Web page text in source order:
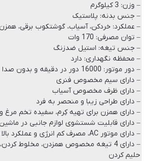
– وزن: 3 کیلوگرم
– جنس بدنه: پلاستیک
– عملکرد: خردکن، آسیاب، گوشتکوب برقی، همزن
– توان مصرفی: 170 وات
– جنس تیغه: استیل ضدزنگ
– محفظه نگهداری: دارد
– دور موتور: 16000 دور در دقیقه و بدون صدا
– دارای سیم مخصوص فنری
– دارای ظرف مخصوص آسیاب
– دارای طراحی زیبا و منحصر به فرد
– دارای همزن برای تهیه کِرم، سفیده تخم مرغ
– دارای قابلیت شستشوی لوازم جانبی در
– دارای موتور AC، مصرف کم انرژی و عملکرد بالا برابر با 800 وات DC
– دارای 4 تیغه مخصوص همزدن، مخلوط
حلیم کردن